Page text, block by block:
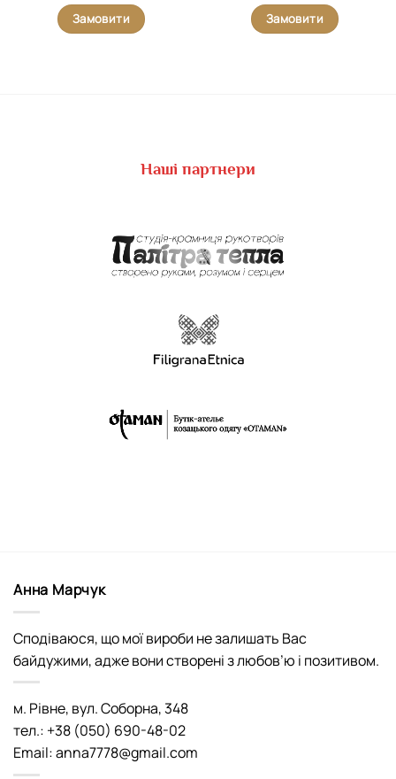
Замовити Замовити
Наші партнери
Анна Марчук
Сподіваюся, що мої вироби не залишать Вас
байдужими, адже вони створені з любов’ю і позитивом.
м. Рівне, вул. Соборна, 348
тел.: +38 (050) 690-48-02
Email: anna7778@gmail.com